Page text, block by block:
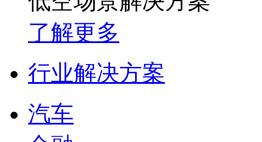
了解更多
行业解决方案
汽车